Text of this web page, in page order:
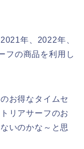
年、2022年、
フの商品を利用し
お得なタイムセ
リアサーフのお
いのかな～と思